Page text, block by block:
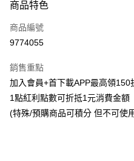
信用卡一次付款
超商取貨付款
Apple Pay
悠遊付
商品特色
商品編號
9774055
銷售重點
加入會員+首下載APP最高領150
1點紅利點數可折抵1元消費金額
(特殊/預購商品可積分 但不可使